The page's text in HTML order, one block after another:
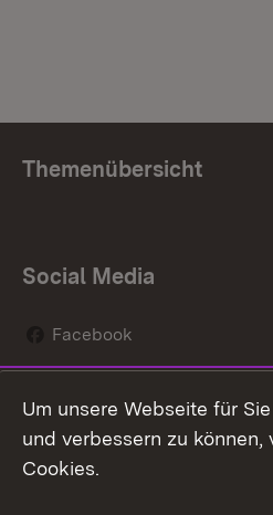
Themenübersicht
Social Media
Facebook
Social Wall
Youtube
Um unsere Webseite für
und verbessern zu können,
Cookies.